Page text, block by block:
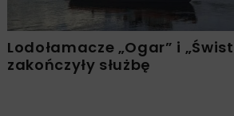
Lodołamacze „Ogar” i
zakończyły służbę